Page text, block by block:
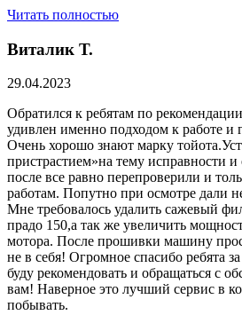
Читать полностью
Виталик Т.
29.04.2023
Обратился к ребятам по
удивлен именно подходом к работе и
Очень хорошо знают марку
пристрастием»на тему исправности
после все равно перепроверили и
работам. Попутно при осмотре дали
Мне требовалось удалить сажевый
прадо 150,а так же увеличить
мотора. После прошивки машину
не в себя! Огромное спасибо ребята
буду рекомендовать и обращаться с
вам! Наверное это лучший сервис в
побывать.